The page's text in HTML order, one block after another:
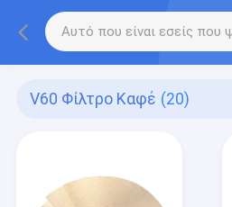
V60 Φίλτρο Καφέ (20)